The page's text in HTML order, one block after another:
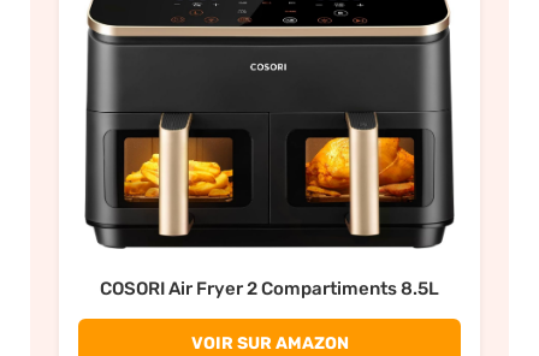
COSORI Air Fryer 2 Compartiments 8.5L
VOIR SUR AMAZON